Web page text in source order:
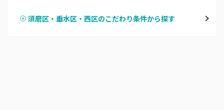
ハンドスカルプ
須磨区・垂水区・西区のこだわり条件から探す